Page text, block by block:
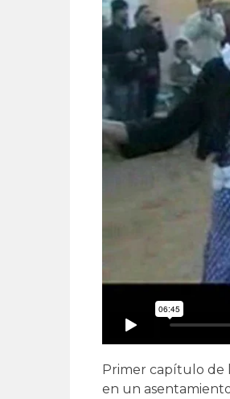
Primer capítulo de
en un